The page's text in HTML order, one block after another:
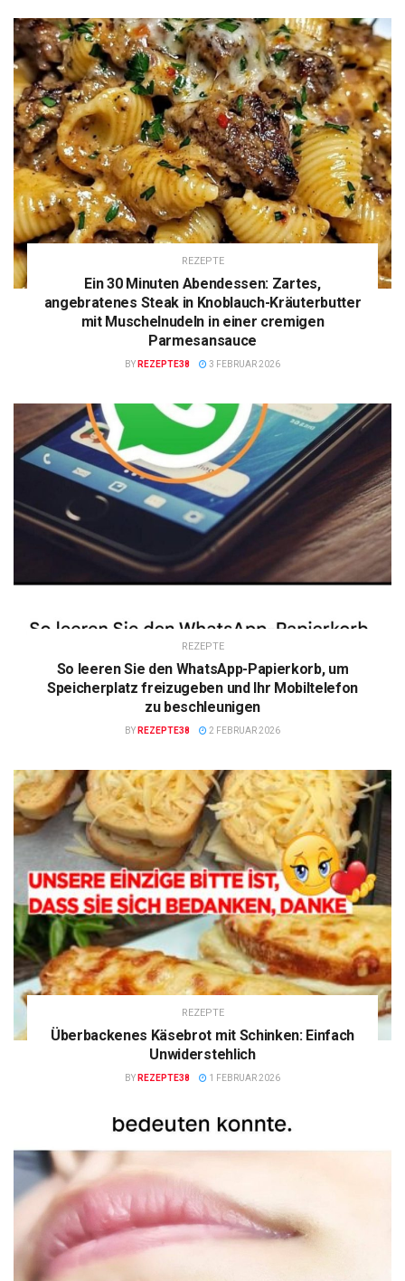
REZEPTE
Ein 30 Minuten Abendessen: Zartes,
angebratenes Steak in Knoblauch-Kräuterbutter
mit Muschelnudeln in einer cremigen
Parmesansauce
BY REZEPTE38 3 FEBRUAR 2026
REZEPTE
So leeren Sie den WhatsApp-Papierkorb, um
Speicherplatz freizugeben und Ihr Mobiltelefon
zu beschleunigen
BY REZEPTE38 2 FEBRUAR 2026
REZEPTE
Überbackenes Käsebrot mit Schinken: Einfach
Unwiderstehlich
BY REZEPTE38 1 FEBRUAR 2026